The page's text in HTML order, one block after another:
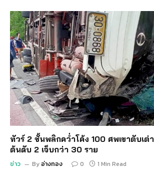
ทัวร์ 2 ชั้นพลิกคว่ำโค้ง 100 ศพเขาตับเต่
ต้นดับ 2 เจ็บกว่า 30 ราย
ข่าว By อ่างทอง 0 1 Min Read